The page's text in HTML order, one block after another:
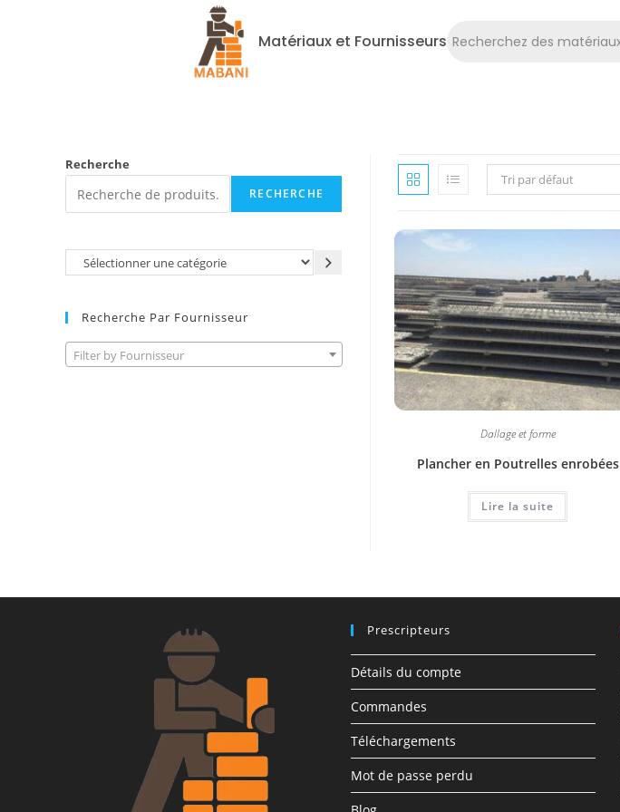
Matériaux et Fournisseurs
Tri par défaut
Dallage et forme
Plancher en Poutrelles enrobées
Lire la suite
Recherche
RECHERCHE
Recherche Par Fournisseur
Filter by Fournisseur
Prescripteurs
Détails du compte
Commandes
Téléchargements
Mot de passe perdu